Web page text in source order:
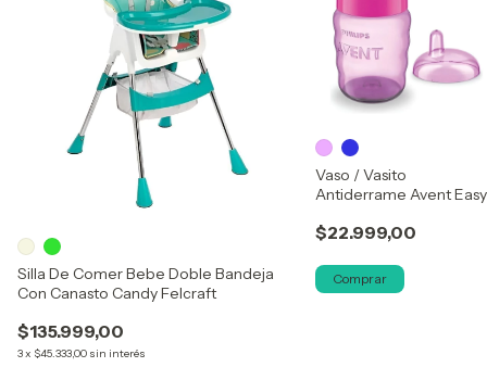
Silla De Comer Bebe Doble Bandeja
Con Canasto Candy Felcraft
$135.999,00
3x $45.333,00 sin interés
Vaso / Vasito
Antiderrame Avent Easy
$22.999,00
Comprar